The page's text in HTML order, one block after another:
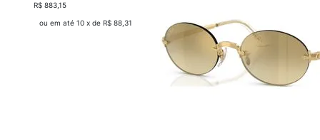
R$ 883,15
ou em até 10 x de R$ 88,31